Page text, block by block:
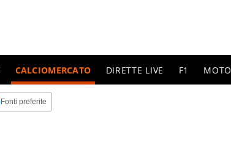
CALCIOMERCATO DIRETTE LIVE F1 MOTO
Fonti preferite